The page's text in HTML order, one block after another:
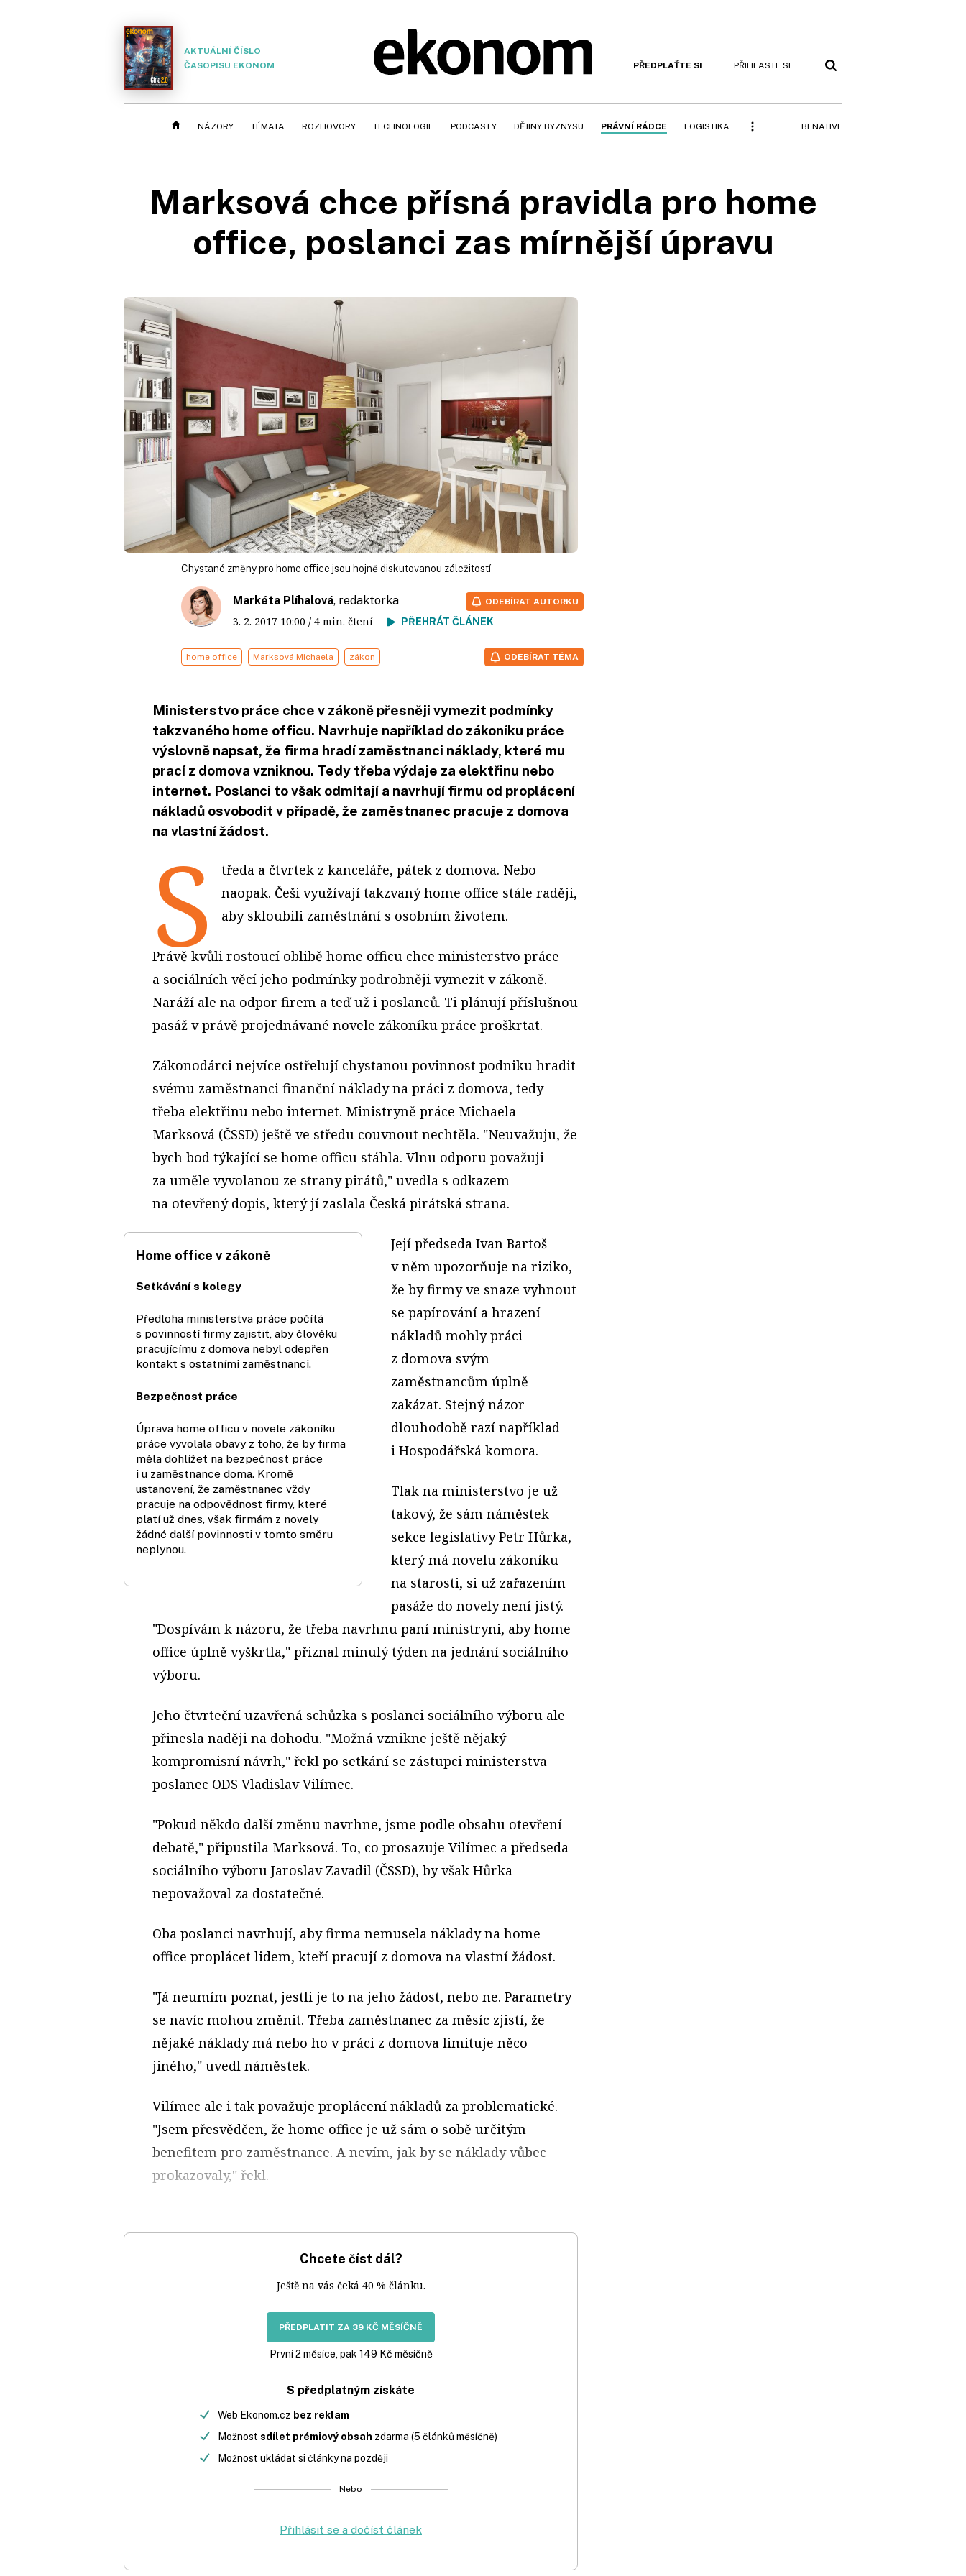
AKTUÁLNÍ ČÍSLO
ČASOPISU EKONOM
PŘEDPLAŤTE SI PŘIHLASTE SE
NÁZORY TÉMATA ROZHOVORY TECHNOLOGIE PODCASTY DĚJINY BYZNYSU PRÁVNÍ RÁDCE LOGISTIKA BENATIVE
Marksová chce přísná pravidla pro home
office, poslanci zas mírnější úpravu
Chystané změny pro home office jsou hojně diskutovanou záležitostí
Markéta Plíhalová, redaktorka
3. 2. 2017 10:00 / 4 min. čtení PŘEHRÁT ČLÁNEK
ODEBÍRAT AUTORKU
home office Marksová Michaela zákon ODEBÍRAT TÉMA
Ministerstvo práce chce v zákoně přesněji vymezit podmínky
takzvaného home officu. Navrhuje například do zákoníku práce
výslovně napsat, že firma hradí zaměstnanci náklady, které mu
prací z domova vzniknou. Tedy třeba výdaje za elektřinu nebo
internet. Poslanci to však odmítají a navrhují firmu od proplácení
nákladů osvobodit v případě, že zaměstnanec pracuje z domova
na vlastní žádost.
S
tředa a čtvrtek z kanceláře, pátek z domova. Nebo
naopak. Češi využívají takzvaný home office stále raději,
aby skloubili zaměstnání s osobním životem.
Právě kvůli rostoucí oblibě home officu chce ministerstvo práce
a sociálních věcí jeho podmínky podrobněji vymezit v zákoně.
Naráží ale na odpor firem a teď už i poslanců. Ti plánují příslušnou
pasáž v právě projednávané novele zákoníku práce proškrtat.
Zákonodárci nejvíce ostřelují chystanou povinnost podniku hradit
svému zaměstnanci finanční náklady na práci z domova, tedy
třeba elektřinu nebo internet. Ministryně práce Michaela
Marksová (ČSSD) ještě ve středu couvnout nechtěla. "Neuvažuju, že
bych bod týkající se home officu stáhla. Vlnu odporu považuji
za uměle vyvolanou ze strany pirátů," uvedla s odkazem
na otevřený dopis, který jí zaslala Česká pirátská strana.
Home office v zákoně
Setkávání s kolegy
Předloha ministerstva práce počítá
s povinností firmy zajistit, aby člověku
pracujícímu z domova nebyl odepřen
kontakt s ostatními zaměstnanci.
Bezpečnost práce
Úprava home officu v novele zákoníku
práce vyvolala obavy z toho, že by firma
měla dohlížet na bezpečnost práce
i u zaměstnance doma. Kromě
ustanovení, že zaměstnanec vždy
pracuje na odpovědnost firmy, které
platí už dnes, však firmám z novely
žádné další povinnosti v tomto směru
neplynou.
Její předseda Ivan Bartoš
v něm upozorňuje na riziko,
že by firmy ve snaze vyhnout
se papírování a hrazení
nákladů mohly práci
z domova svým
zaměstnancům úplně
zakázat. Stejný názor
dlouhodobě razí například
i Hospodářská komora.
Tlak na ministerstvo je už
takový, že sám náměstek
sekce legislativy Petr Hůrka,
který má novelu zákoníku
na starosti, si už zařazením
pasáže do novely není jistý.
"Dospívám k názoru, že třeba navrhnu paní ministryni, aby home
office úplně vyškrtla," přiznal minulý týden na jednání sociálního
výboru.
Jeho čtvrteční uzavřená schůzka s poslanci sociálního výboru ale
přinesla naději na dohodu. "Možná vznikne ještě nějaký
kompromisní návrh," řekl po setkání se zástupci ministerstva
poslanec ODS Vladislav Vilímec.
"Pokud někdo další změnu navrhne, jsme podle obsahu otevření
debatě," připustila Marksová. To, co prosazuje Vilímec a předseda
sociálního výboru Jaroslav Zavadil (ČSSD), by však Hůrka
nepovažoval za dostatečné.
Oba poslanci navrhují, aby firma nemusela náklady na home
office proplácet lidem, kteří pracují z domova na vlastní žádost.
"Já neumím poznat, jestli je to na jeho žádost, nebo ne. Parametry
se navíc mohou změnit. Třeba zaměstnanec za měsíc zjistí, že
nějaké náklady má nebo ho v práci z domova limituje něco
jiného," uvedl náměstek.
Vilímec ale i tak považuje proplácení nákladů za problematické.
"Jsem přesvědčen, že home office je už sám o sobě určitým
benefitem pro zaměstnance. A nevím, jak by se náklady vůbec
prokazovaly," řekl.
Chcete číst dál?
Ještě na vás čeká 40 % článku.
PŘEDPLATIT ZA 39 KČ MĚSÍČNĚ
První 2 měsíce, pak 149 Kč měsíčně
S předplatným získáte
Web Ekonom.cz bez reklam
Možnost sdílet prémiový obsah zdarma (5 článků měsíčně)
Možnost ukládat si články na později
Nebo
Přihlásit se a dočíst článek